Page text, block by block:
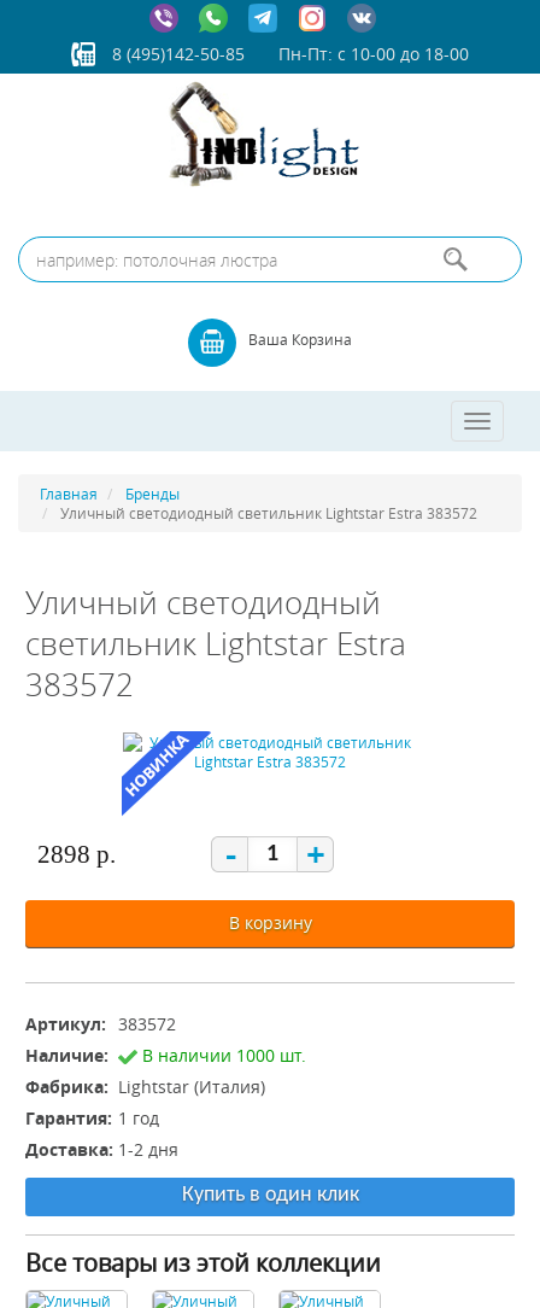
8 (495)142-50-85 Пн-Пт: с 10-00 до 18-00
Ваша Корзина
Toggle
Главная
Бренды
Уличный светодиодный светильник Lightstar Estra 383572
Уличный светодиодный
светильник Lightstar Estra
383572
2898 р. - +
В корзину
Артикул: 383572
Наличие:
В наличии 1000 шт.
Фабрика: Lightstar (Италия)
Гарантия: 1 год
Доставка: 1-2 дня
Купить в один клик
Все товары из этой коллекции